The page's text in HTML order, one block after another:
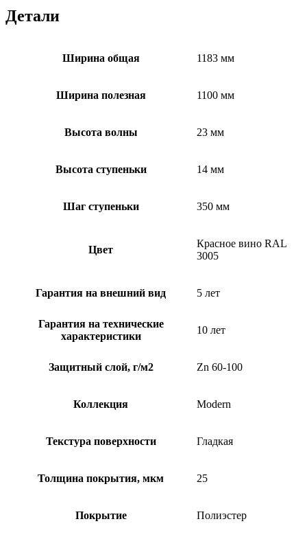
Детали
Ширина общая 1183 мм
Ширина полезная 1100 мм
Высота волны 23 мм
Высота ступеньки 14 мм
Шаг ступеньки 350 мм
Цвет
Красное вино RAL
3005
Гарантия на внешний вид 5 лет
Гарантия на технические
характеристики
10 лет
Защитный слой, г/м2 Zn 60-100
Коллекция Modern
Текстура поверхности Гладкая
Толщина покрытия, мкм 25
Покрытие Полиэстер